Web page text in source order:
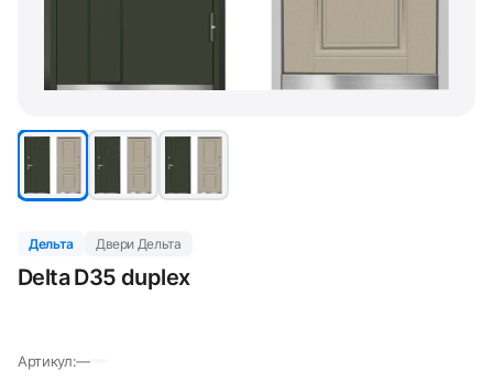
Дельта Двери Дельта
Delta D35 duplex
Артикул:—